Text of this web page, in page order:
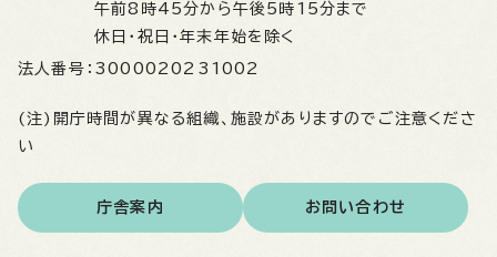
午前8時45分から午後5時15分まで
休日・祝日・年末年始を除く
法人番号： 3000020231002
(注)開庁時間が異なる組織、施設がありますのでご注意くださ
い
庁舎案内 お問い合わせ